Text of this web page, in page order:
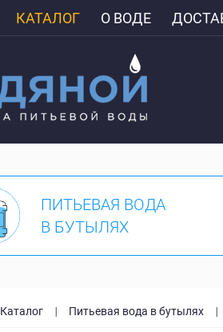
КАТАЛОГ О ВОДЕ
ПИТЬЕВАЯ ВОДА
В БУТЫЛЯХ
Каталог Питьевая вода в бутылях